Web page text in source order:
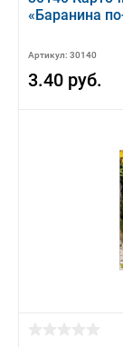
«Баранина
Артикул: 30140
3.40 руб.